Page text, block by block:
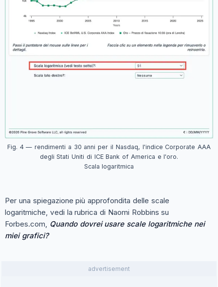
Fig. 4 — rendimenti a 30 anni per il Nasdaq, l'indice Corporate AAA
degli Stati Uniti di ICE Bank of America e l'oro.
Scala logaritmica
Per una spiegazione più approfondita delle scale
logaritmiche, vedi la rubrica di Naomi Robbins su
Forbes.com, Quando dovrei usare scale logaritmiche nei
miei grafici?
advertisement